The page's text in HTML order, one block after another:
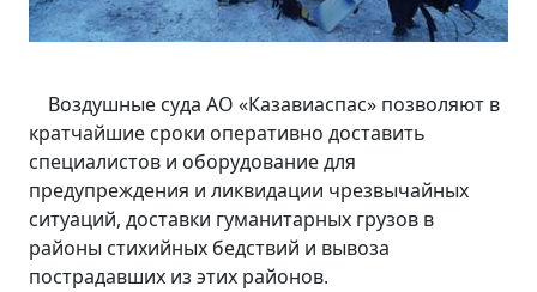
Воздушные суда АО «Казавиаспас» позволяют в
кратчайшие сроки оперативно доставить
специалистов и оборудование для
предупреждения и ликвидации чрезвычайных
ситуаций, доставки гуманитарных грузов в
районы стихийных бедствий и вывоза
пострадавших из этих районов.